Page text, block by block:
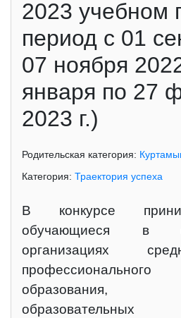
2023 учебном
период с 01
07 ноября
января по 27
2023 г.)
Родительская категория:
Категория: Траектория успеха
В конкурсе
обучающиеся в
организациях
образования,
образовательных